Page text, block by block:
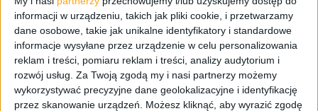
informacji w urządzeniu, takich jak pliki cookie, i przetwarzamy
dane osobowe, takie jak unikalne identyfikatory i standardowe
informacje wysyłane przez urządzenie w celu personalizowania
reklam i treści, pomiaru reklam i treści, analizy audytorium i
rozwój usług. Za Twoją zgodą my i nasi partnerzy możemy
wykorzystywać precyzyjne dane geolokalizacyjne i identyfikację
przez skanowanie urządzeń. Możesz kliknąć, aby wyrazić zgodę